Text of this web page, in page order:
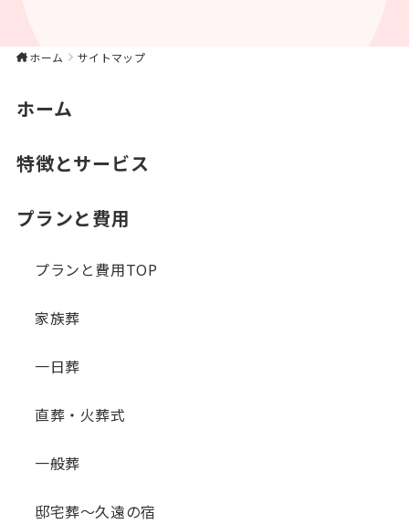
ホーム サイトマップ
ホーム
特徴とサービス
プランと費用
プランと費用TOP
家族葬
一日葬
直葬・火葬式
一般葬
邸宅葬～久遠の宿